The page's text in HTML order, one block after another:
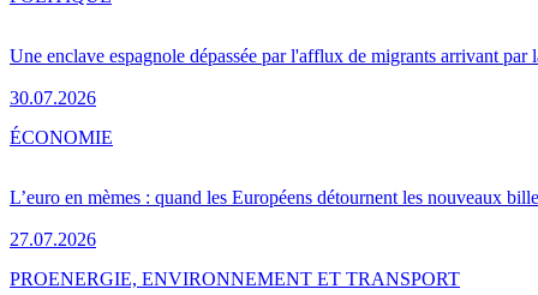
Une enclave espagnole dépassée par l'afflux de migrants arrivant par
30.07.2026
L’euro en mèmes : quand les Européens détournent les nouveaux
27.07.2026
ÉCONOMIE
PROENERGIE, ENVIRONNEMENT ET TRANSPORT